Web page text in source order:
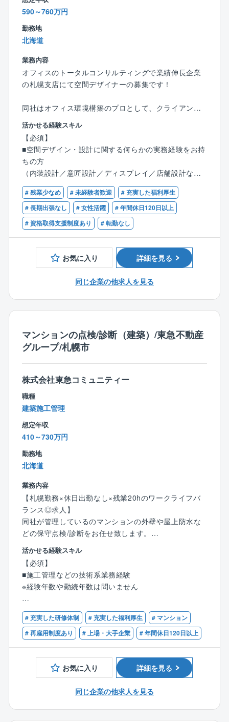
力をいれています。
設計職は特に育成体制が整っており、離職率も低い環
境です。
15年目：課長／1,235万円（月収69.6万円＋賞与＋残
業代）
13年目：係長／934万円（月収50.6万円＋賞与＋残業
６年目：主任／846万円（月収40.1万円＋賞与＋残業
代）
■福利厚生：
住宅手当、子ども同伴勤務制度、半日/時間単位有給休
暇制度など福利厚生の充実度向上を図り、従業員が健
康で安心して働ける環境の整備への取り組みをより一
層積極的、継続的に推進してまいります。
■同社の強み：
低価格×良品質が同社の強みであり、独自の流通／調達
／工事を導入したことで一般的な住宅坪単価の約半分
の値段を実現しています。
効率的な広告戦略による高認知度の獲得、さらに全国
位性を保ち、低価格で良質な住宅を提供できることで
す。
590～760万円
勤務地
北海道
業務内容
オフィスのトータルコンサルティングで業績伸長企業
の札幌支店にて空間デザイナーの募集です！
同社はオフィス環境構築のプロとして、クライアント
企業様の事業戦略・経営課題をもとにワークプレイス
戦略を考案し、作業効率の向上や活発なコミュニケー
ションに向けた空間創出を行うなど、オフィス環境整
備に関わる物件仲介から内装設計・工事、家具やICTの
提案、オフィスビルのリノベーションまで幅広く事業
を展開します。
人々が気持ちよく働き、クライアント企業様が長期的
に成長できるオフィスの構築を目指します。
またオフィスという物理的な観点だけでなく、働き方
や社会との関わり方まで見据えた提案から、高いご支
持をいただいております。
ーキングスペースなど新しいワークプレイス空間の創
スクラップ＆ビルドが終わりを告げる現代で、重要に
なるのがオフィスビルのリノベーション事業。
オフィスビルリノベーションデザインでは、そのビル
の資産価値を向上させ、ビルオーナーと入居者の両方
に喜ばれる空間を作り上げます。
建物の顔であるエントランス・共用部、外壁などデザ
インの幅が大きい部門の設計に携わります。
案件によっては、ビル1棟全体のリノベーションをお任
せ頂くことも。金額・規模ともに大きい仕事にチャレ
ンジできます。
【世界のオフィス×コワーキングスペース】
のが、コワーキングスペースの存在です。
テレワークはしたいけれど、自宅だと作業に集中出来
ないと感じた方も多かったのではないでしょうか。
仕事場としての環境が整った空間で程よい集中力を保
てるコワーキングスペースは、今後も新しい「オフィ
す。
現在は外資系企業オーナー様から多くのコワーキング
スペースのデザイン依頼をいただいています。
海外で採用されているデザインを参考にしながら、日
本のワークプレイスの可能性を広げていきます。
＊＊＊＊＊＊＊＊＊＊＊＊＊＊＊＊＊＊＊＊＊＊＊＊
＊＊＊＊＊＊＊＊＊
■仕事の流れ
＜初回訪問・ヒアリング＞
られるよう、リノベーションの背景、思いを伺いま
す。
活かせる経験スキル
【必須】
■空間デザイン・設計に関する何らかの実務経験をお持
ちの方
（内装設計／意匠設計／ディスプレイ／店舗設計など
分野不問）
【歓迎】
■オフィスまたは店舗の設計経験
■一級または二級建築士の資格をお持ちの方
# 残業少なめ # 未経験者歓迎
# 充実した福利厚生
# 長期出張なし
# 女性活躍
# 年間休日120日以上
# 資格取得支援制度あり
# 転勤なし
お気に入り 詳細を見る
同じ企業の他求人を見る
マンションの点検/診断（建築）/東急不動産
グループ/札幌市
株式会社東急コミュニティー
職種
建築施工管理
想定年収
410～730万円
勤務地
北海道
業務内容
【札幌勤務×休日出勤なし×残業20hのワークライフバ
ランス◎求人】
同社が管理しているのマンションの外壁や屋上防水な
どの保守点検/診断をお任せ致します。
【具体的には】
■マンションのおける建築物の保守点検/診断
■診断報告書の作成
■管理組合への診断報告
【働き方】
■朝、配属先事務所に出勤後、現場の点検業務を行いま
す。
完了次第、事務所に戻り、報告書の作成を行っていた
だきます。
■年間休日120日以上、残業も20～30時間です。
■サブコンやマンション管理会社での施工管理経験者は
活かせる経験スキル
【必須】
■施工管理などの技術系業務経験
※経験年数や勤続年数は問いません
【歓迎】
下記資格をお持ちの方
■1級/2級建築施工管理技士
■一級/二級建築士
# 充実した研修体制 # 充実した福利厚生
# マンション
# 再雇用制度あり
# 上場・大手企業 # 年間休日120日以上
お気に入り 詳細を見る
同じ企業の他求人を見る